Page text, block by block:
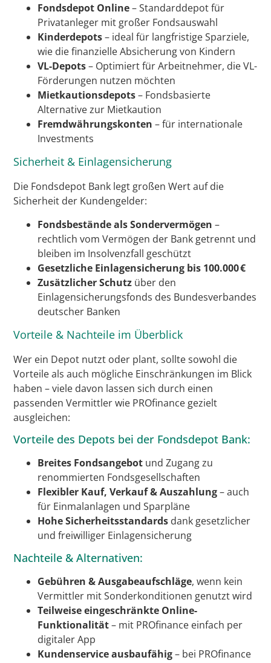
Fondsdepot Online– Standarddepot für
Privatanleger mit großer Fondsauswahl
Kinderdepots– ideal für langfristige Sparziele,
wie die finanzielle Absicherung von Kindern
VL-Depots– Optimiert für Arbeitnehmer, die VL-
Förderungen nutzen möchten
Mietkautionsdepots– Fondsbasierte
Alternative zur Mietkaution
Fremdwährungskonten – für internationale
Investments
Sicherheit & Einlagensicherung
Die Fondsdepot Bank legt großen Wert auf die
Sicherheit der Kundengelder:
Fondsbestände als Sondervermögen –
rechtlich vom Vermögen der Bank getrennt und
bleiben im Insolvenzfall geschützt
Gesetzliche Einlagensicherung bis 100.000 €
Zusätzlicher Schutz über den
Einlagensicherungsfonds des Bundesverbandes
deutscher Banken
Vorteile & Nachteile im Überblick
Wer ein Depot nutzt oder plant, sollte sowohl die
Vorteile als auch mögliche Einschränkungen im Blick
haben – viele davon lassen sich durch einen
passenden Vermittler wie PROfinance gezielt
ausgleichen:
Vorteile des Depots bei der Fondsdepot Bank:
Breites Fondsangebot und Zugang zu
renommierten Fondsgesellschaften
Flexibler Kauf, Verkauf & Auszahlung– auch
für Einmalanlagen und Sparpläne
Hohe Sicherheitsstandards dank gesetzlicher
und freiwilliger Einlagensicherung
Nachteile & Alternativen:
Gebühren & Ausgabeaufschläge, wenn kein
Vermittler mit Sonderkonditionen genutzt wird
Teilweise eingeschränkte Online-
Funktionalität– mit PROfinance einfach per
digitaler App
Kundenservice ausbaufähig– bei PROfinance